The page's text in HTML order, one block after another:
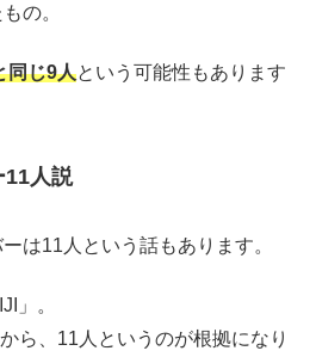
の。
同じ9人という可能性もあります
人説
は11人という話もあります。
」。
ら、11人というのが根拠になり